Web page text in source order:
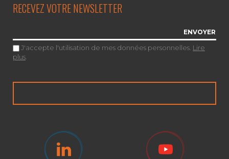
RECEVEZ VOTRE NEWSLETTER
J'accepte l'utilisation de mes données personnelles. Lire
plus